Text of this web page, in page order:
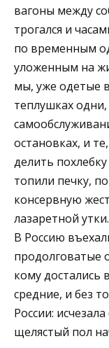
вагоны между
трогался и
по временным
уложенным на
мы, уже одетые
теплушках
остановках, и
делить
топили печку,
консервную
лазаретной утки.
В Россию
продолговатые
кому
средние, и без
России:
щелястый пол